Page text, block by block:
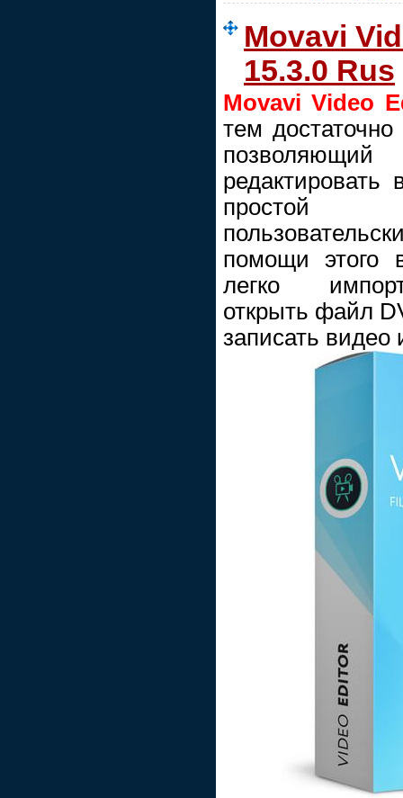
Movavi
15.3.0 Rus
Movavi Video
тем
простой
помощи этого
легко
открыть файл
записать видео